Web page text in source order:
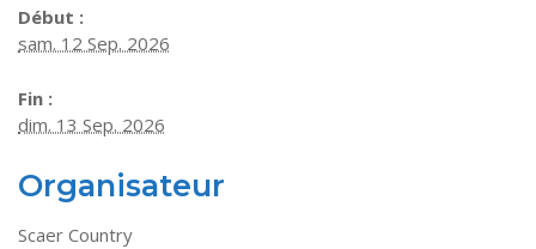
Début :
sam. 12 Sep. 2026
Fin :
dim. 13 Sep. 2026
Organisateur
Scaer Country